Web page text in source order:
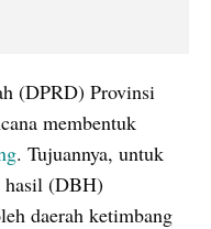
membentuk
. Tujuannya, untuk
hasil (DBH)
daerah ketimbang